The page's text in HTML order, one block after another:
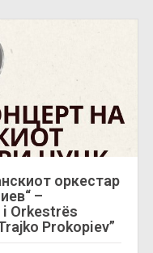
оркестар
–
Orkestrës
Prokopiev”